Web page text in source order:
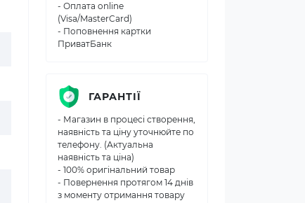
- Оплата online
(Visa/MasterCard)
- Поповнення картки
ПриватБанк
ГАРАНТІЇ
- Магазин в процесі створення,
наявність та ціну уточнюйте по
телефону. (Актуальна
наявність та ціна)
- 100% оригінальний товар
- Повернення протягом 14 днів
з моменту отримання товару